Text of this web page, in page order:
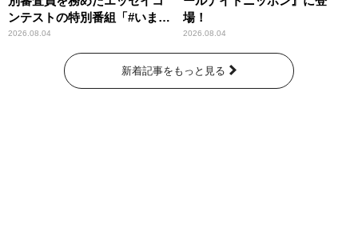
ンテストの特別番組「#いまあ
なたに伝えたいこと」
2026.08.04
場！
2026.08.04
新着記事をもっと見る